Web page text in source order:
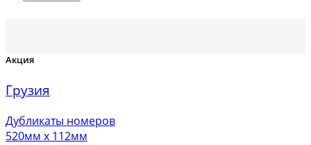
Акция
Грузия
Дубликаты номеров
520мм х 112мм